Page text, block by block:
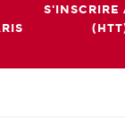
S'INSCRIRE